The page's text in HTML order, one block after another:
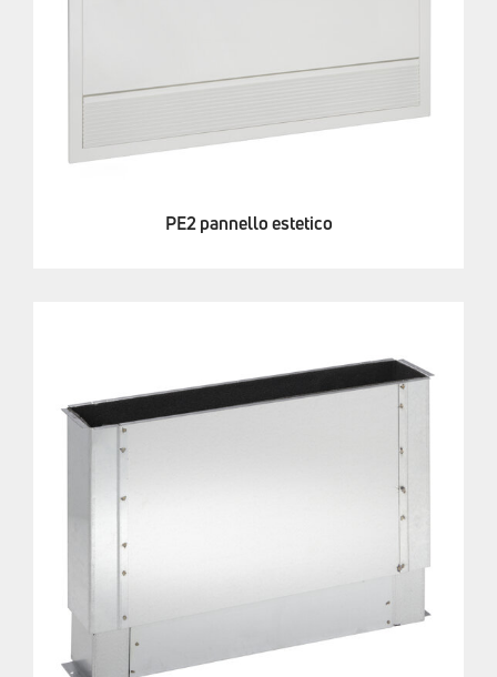
PE2 pannello estetico